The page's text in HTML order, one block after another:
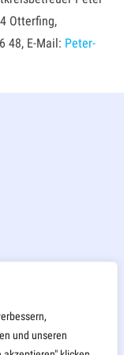
und unseren
Otterfing,
48, E-Mail: Peter-